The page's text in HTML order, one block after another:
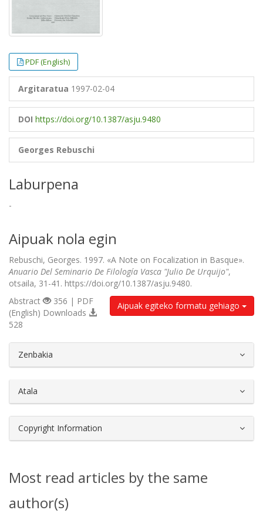
PDF (English)
Argitaratua 1997-02-04
DOI https://doi.org/10.1387/asju.9480
Georges Rebuschi
Laburpena
-
Aipuak nola egin
Rebuschi, Georges. 1997. «A Note on Focalization in Basque».
Anuario Del Seminario De Filología Vasca "Julio De Urquijo",
otsaila, 31-41. https://doi.org/10.1387/asju.9480.
Aipuak egiteko formatu gehiago
Abstract
356 | PDF
(English) Downloads
528
Zenbakia
Atala
Copyright Information
Most read articles by the same
author(s)